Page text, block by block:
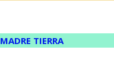
MADRE TIERRA